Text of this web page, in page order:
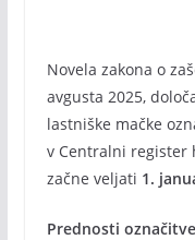
Novela zakona o
avgusta 2025,
lastniške mačke
v Centralni register
začne veljati 1.
Prednosti